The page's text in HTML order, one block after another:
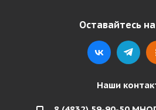
Оставайтесь на
Наши